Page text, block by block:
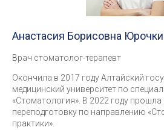
Анастасия Борисовна
Врач стоматолог-терапевт
Окончила в 2017 году Алтайский
медицинский университет по
«Стоматология». В 2022 году
переподготовку по направлению
практики».